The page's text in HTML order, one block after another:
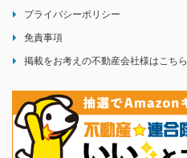
プライバシーポリシー
免責事項
掲載をお考えの不動産会社様はこちら